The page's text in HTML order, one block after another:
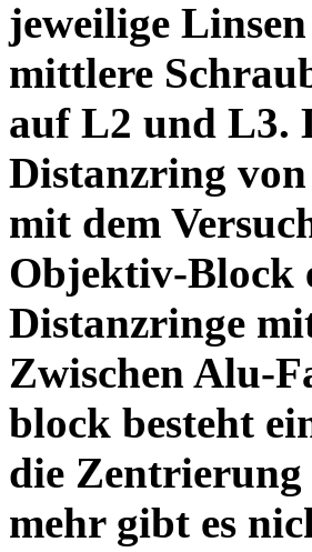
jeweilige
mittlere
auf L2 und L3.
Distanzring
mit dem
Objektiv-Block
Distanzringe
Zwischen Alu-
block besteht
die Zentrierung
mehr gibt es